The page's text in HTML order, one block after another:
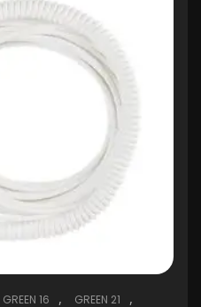
GREEN 16 , GREEN 21 ,